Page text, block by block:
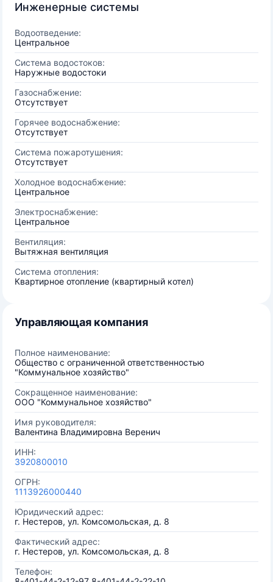
Инженерные системы
Водоотведение:
Центральное
Система водостоков:
Наружные водостоки
Газоснабжение:
Отсутствует
Горячее водоснабжение:
Отсутствует
Система пожаротушения:
Отсутствует
Холодное водоснабжение:
Центральное
Электроснабжение:
Центральное
Вентиляция:
Вытяжная вентиляция
Система отопления:
Квартирное отопление (квартирный котел)
Управляющая компания
Полное наименование:
Общество с ограниченной ответственностью
"Коммунальное хозяйство"
Сокращенное наименование:
ООО "Коммунальное хозяйство"
Имя руководителя:
Валентина Владимировна Веренич
ИНН:
3920800010
ОГРН:
1113926000440
Юридический адрес:
г. Нестеров, ул. Комсомольская, д. 8
Фактический адрес:
г. Нестеров, ул. Комсомольская, д. 8
Телефон: